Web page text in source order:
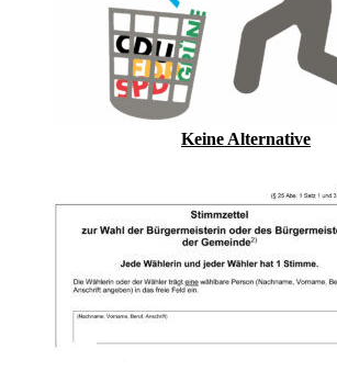
Keine Alternative